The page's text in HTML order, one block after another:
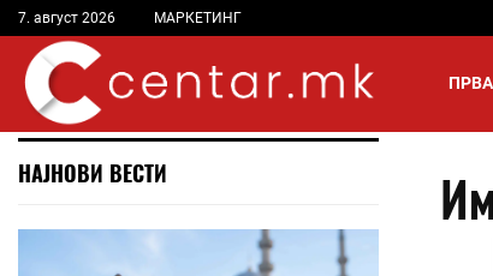
7. август 2026 МАРКЕТИНГ
ПРВА
НАЈНОВИ ВЕСТИ